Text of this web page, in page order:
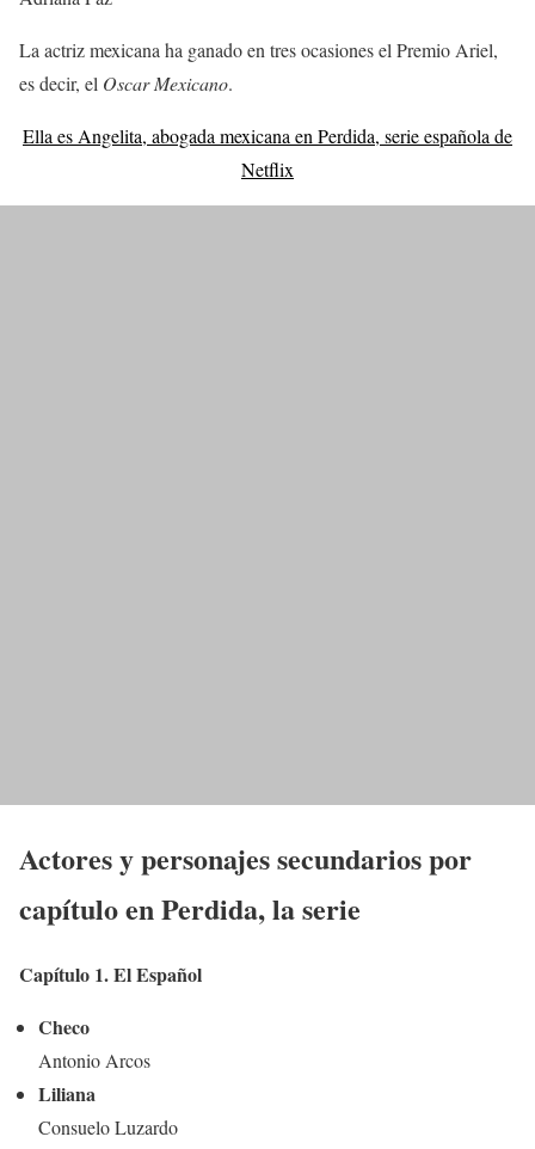
La actriz mexicana ha ganado en tres ocasiones el Premio Ariel,
es decir, el Oscar Mexicano.
Ella es Angelita, abogada mexicana en Perdida, serie española de
Netflix
Actores y personajes secundarios por
capítulo en Perdida, la serie
Capítulo 1. El Español
Checo
Antonio Arcos
Liliana
Consuelo Luzardo